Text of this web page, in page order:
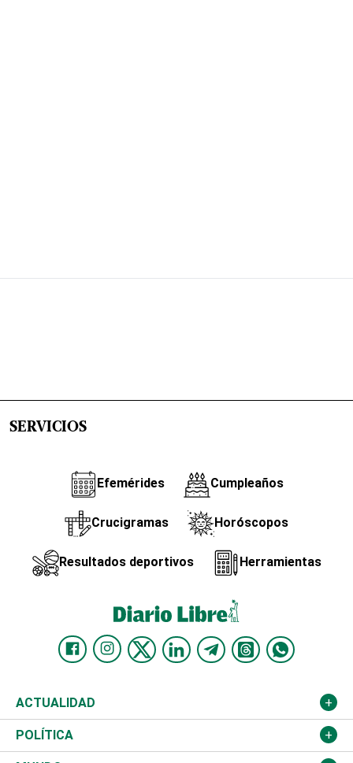
SERVICIOS
Efemérides Cumpleaños
Crucigramas Horóscopos
Resultados deportivos Herramientas
ACTUALIDAD
Nacional
POLÍTICA